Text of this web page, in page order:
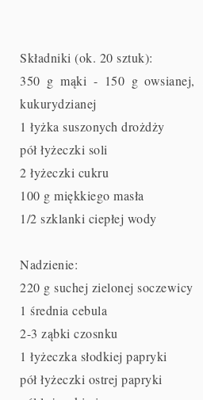
Składniki (ok. 20 sztuk):
350 g mąki - 150 g owsianej,
kukurydzianej
1 łyżka suszonych drożdży
pół łyżeczki soli
2 łyżeczki cukru
100 g miękkiego masła
1/2 szklanki ciepłej wody
Nadzienie:
220 g suchej zielonej soczewicy
1 średnia cebula
2-3 ząbki czosnku
1 łyżeczka słodkiej papryki
pół łyżeczki ostrej papryki